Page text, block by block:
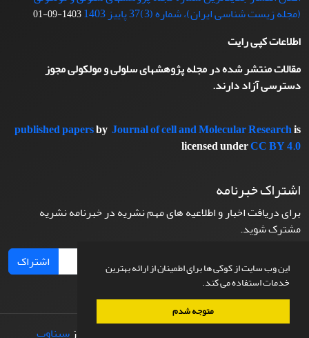
این وب سایت از کوکی ها برای اطمینان از ارائه بهترین
خدمات استفاده می کند.
متوجه شدم
(مجله زیست شناسی ایران)، شماره (3)37 پاییز 1403
1403-09-01
اطلاعات کپی رایت
مقالات منتشر شده در مجله پژوهشهای سلولی و مولکولی مجوز
دسترسی آزاد دارند.
published papersby Journal of cell and Molecular Researchis
licensed underCC BY 4.0
اشتراک خبرنامه
برای دریافت اخبار و اطلاعیه های مهم نشریه در خبرنامه نشریه
مشترک شوید.
اشتراک
طراحی و پیاده سازی از سیناوب